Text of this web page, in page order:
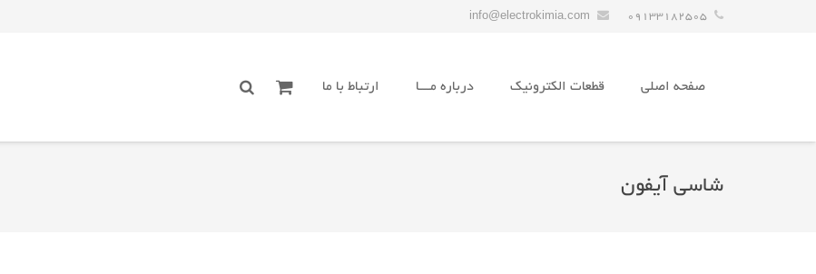
09133182505
info@electrokimia.com
صفحه اصلی قطعات الکترونیک درباره مـــا ارتباط با ما
شاسی آیفون